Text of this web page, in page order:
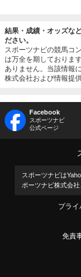
結果・成績・オッズな
ださい。
スポーツナビの競馬コ
は万全を期しておりま
ありません。当該情報
株式会社および情報提
Facebook
スポーツナビ
公式ページ
スポーツナビは
ポーツナビ株式会社
プラ
免責